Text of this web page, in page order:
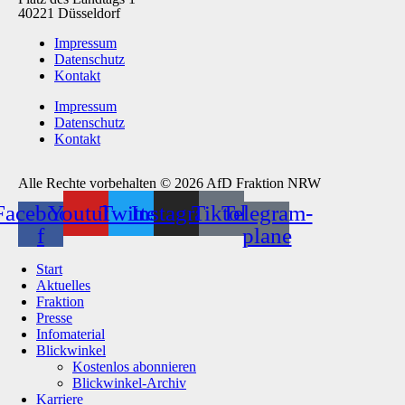
40221 Düsseldorf
Impressum
Datenschutz
Kontakt
Impressum
Datenschutz
Kontakt
Alle Rechte vorbehalten © 2026 AfD Fraktion NRW
f
YoutubeTwitterInstagramTiktokTelegram-
plane
Start
Aktuelles
Fraktion
Presse
Infomaterial
Blickwinkel
Kostenlos abonnieren
Blickwinkel-Archiv
Karriere